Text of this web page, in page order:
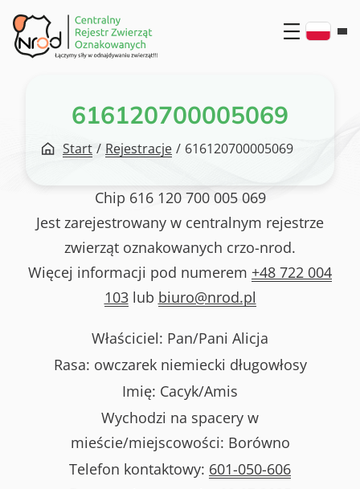
Przejdź
do
treści
616120700005069
Start / Rejestracje / 616120700005069
Chip 616 120 700 005 069
Jest zarejestrowany w centralnym rejestrze
zwierząt oznakowanych crzo-nrod.
Więcej informacji pod numerem +48 722 004
103lub biuro@nrod.pl
Właściciel: Pan/Pani Alicja
Rasa: owczarek niemiecki długowłosy
Imię: Cacyk/Amis
Wychodzi na spacery w
mieście/miejscowości: Borówno
Telefon kontaktowy: 601-050-606